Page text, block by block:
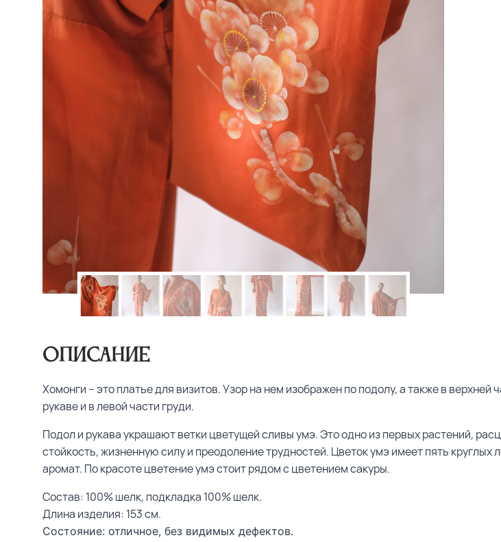
Описание
Хомонги – это платье для визитов. Узор на нем изображен по подолу, а также в
рукаве и в левой части груди.
Подол и рукава украшают ветки цветущей сливы умэ. Это одно из первых растений,
стойкость, жизненную силу и преодоление трудностей. Цветок умэ имеет пять круглых
аромат. По красоте цветение умэ стоит рядом с цветением сакуры.
Состав: 100% шелк, подкладка 100% шелк.
Длина изделия: 153 см.
Состояние: отличное, без видимых дефектов.